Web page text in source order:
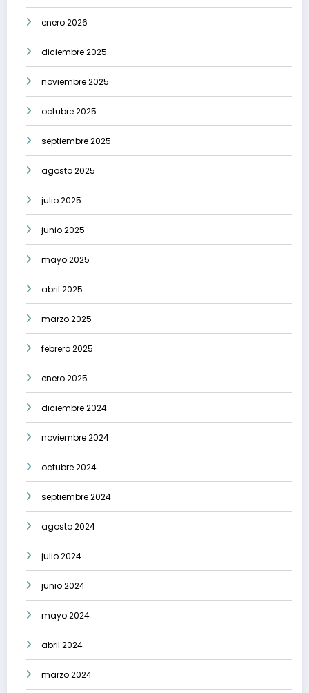
enero 2026
diciembre 2025
noviembre 2025
octubre 2025
septiembre 2025
agosto 2025
julio 2025
junio 2025
mayo 2025
abril 2025
marzo 2025
febrero 2025
enero 2025
diciembre 2024
noviembre 2024
octubre 2024
septiembre 2024
agosto 2024
julio 2024
junio 2024
mayo 2024
abril 2024
marzo 2024